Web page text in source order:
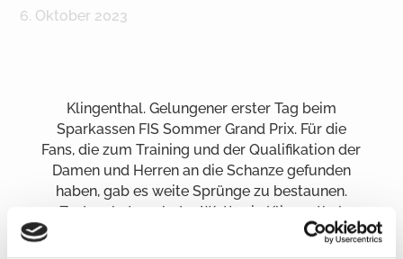
6. Oktober 2023
Klingenthal. Gelungener erster Tag beim
Sparkassen FIS Sommer Grand Prix. Für die
Fans, die zum Training und der Qualifikation der
Damen und Herren an die Schanze gefunden
haben, gab es weite Sprünge zu bestaunen.
Zudem hat auch das Wetter in Klingenthal